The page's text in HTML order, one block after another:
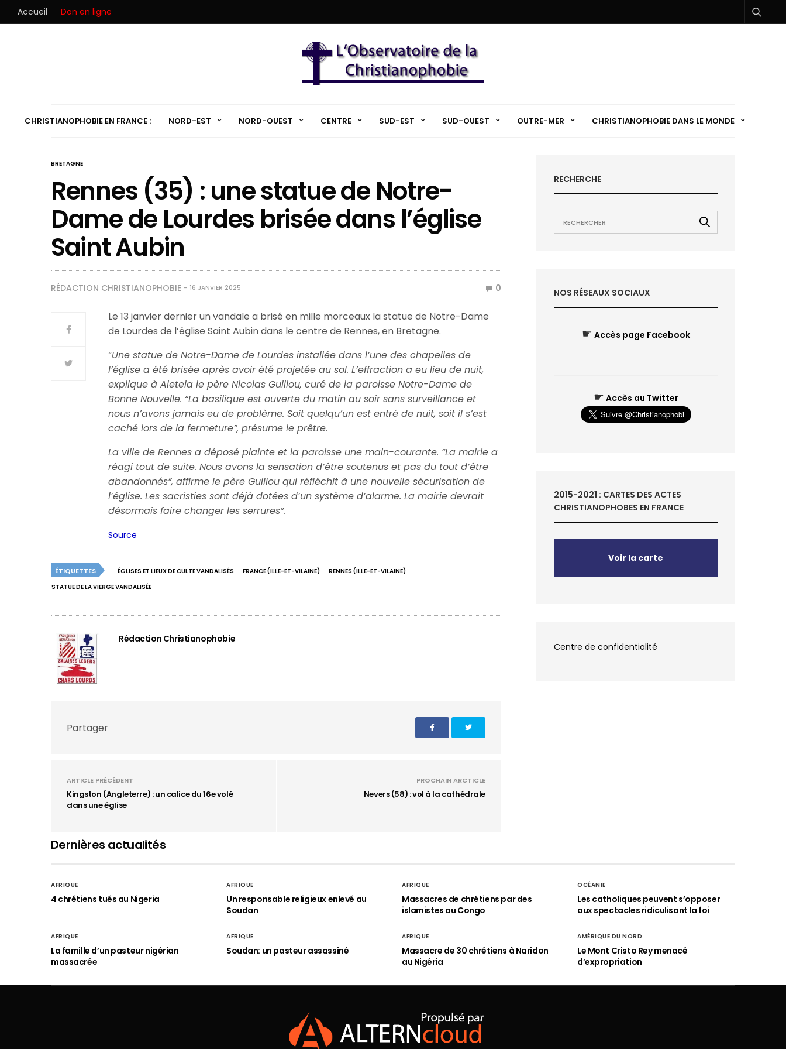
Accueil Don en ligne
CHRISTIANOPHOBIE EN FRANCE : NORD-EST NORD-OUEST CENTRE SUD-EST SUD-OUEST OUTRE-MER CHRISTIANOPHOBIE DANS LE MONDE
BRETAGNE
Rennes (35) : une statue de Notre-
Dame de Lourdes brisée dans l’église
Saint Aubin
RÉDACTION CHRISTIANOPHOBIE 16 JANVIER 2025 0
Le 13 janvier dernier un vandale a brisé en mille morceaux la statue de Notre-Dame
de Lourdes de l’église Saint Aubin dans le centre de Rennes, en Bretagne.
“Une statue de Notre-Dame de Lourdes installée dans l’une des chapelles de
l’église a été brisée après avoir été projetée au sol. L’effraction a eu lieu de nuit,
explique à Aleteia le père Nicolas Guillou, curé de la paroisse Notre-Dame de
Bonne Nouvelle. “La basilique est ouverte du matin au soir sans surveillance et
nous n’avons jamais eu de problème. Soit quelqu’un est entré de nuit, soit il s’est
caché lors de la fermeture”, présume le prêtre.
La ville de Rennes a déposé plainte et la paroisse une main-courante. “La mairie a
réagi tout de suite. Nous avons la sensation d’être soutenus et pas du tout d’être
abandonnés”, affirme le père Guillou qui réfléchit à une nouvelle sécurisation de
l’église. Les sacristies sont déjà dotées d’un système d’alarme. La mairie devrait
désormais faire changer les serrures”.
Source
ÉTIQUETTES ÉGLISES ET LIEUX DE CULTE VANDALISÉS FRANCE (ILLE-ET-VILAINE)
RENNES (ILLE-ET-VILAINE)
STATUE DE LA VIERGE VANDALISÉE
Rédaction Christianophobie
Partager
ARTICLE PRÉCÉDENT
Kingston (Angleterre) : un calice du 16e volé
dans une église
PROCHAIN ARCTICLE
Nevers (58) : vol à la cathédrale
RECHERCHE
NOS RÉSEAUX SOCIAUX
☛ Accès page Facebook
☛ Accès au Twitter
2015-2021 : CARTES DES ACTES
CHRISTIANOPHOBES EN FRANCE
Voir la carte
Centre de confidentialité
Dernières actualités
AFRIQUE
4 chrétiens tués au Nigeria
AFRIQUE
Un responsable religieux enlevé au
Soudan
AFRIQUE
Massacres de chrétiens par des
islamistes au Congo
OCÉANIE
Les catholiques peuvent s’opposer
aux spectacles ridiculisant la foi
AFRIQUE
La famille d’un pasteur nigérian
massacrée
AFRIQUE
Soudan: un pasteur assassiné
AFRIQUE
Massacre de 30 chrétiens à Naridon
au Nigéria
AMÉRIQUE DU NORD
Le Mont Cristo Rey menacé
d’expropriation